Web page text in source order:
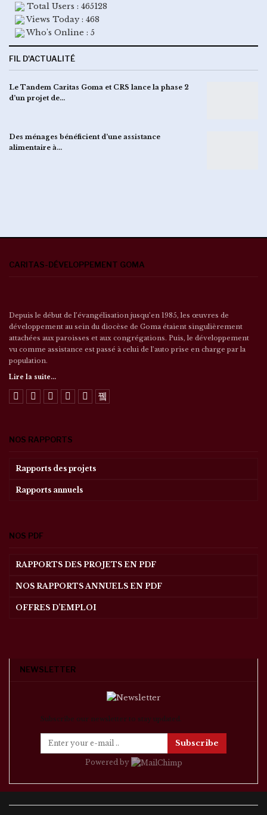
Total Users : 465128
Views Today : 468
Who's Online : 5
FIL D'ACTUALITÉ
Le Tandem Caritas Goma et CRS lance la phase 2
d’un projet de…
Des ménages bénéficient d’une assistance
alimentaire à…
CARITAS-DÉVELOPPEMENT GOMA
Depuis le début de l’évangélisation jusqu’en 1985, les œuvres de
développement au sein du diocèse de Goma étaient singulièrement
attachées aux paroisses et aux congrégations. Puis, le développement
vu comme assistance est passé à celui de l’auto prise en charge par la
population.
Lire la suite...
NOS RAPPORTS
Rapports des projets
Rapports annuels
NOS PDF
RAPPORTS DES PROJETS EN PDF
NOS RAPPORTS ANNUELS EN PDF
OFFRES D’EMPLOI
NEWSLETTER
Subscribe our newsletter to stay updated.
Subscribe
Powered by